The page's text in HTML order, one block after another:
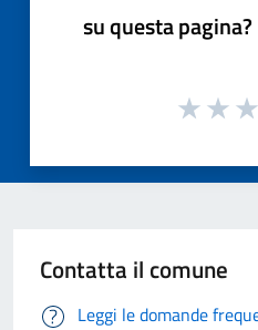
su questa pagina?
Contatta il comune
Leggi le domande